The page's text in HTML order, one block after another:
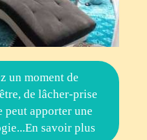
un moment de
de lâcher-prise
peut apporter une
savoir plus